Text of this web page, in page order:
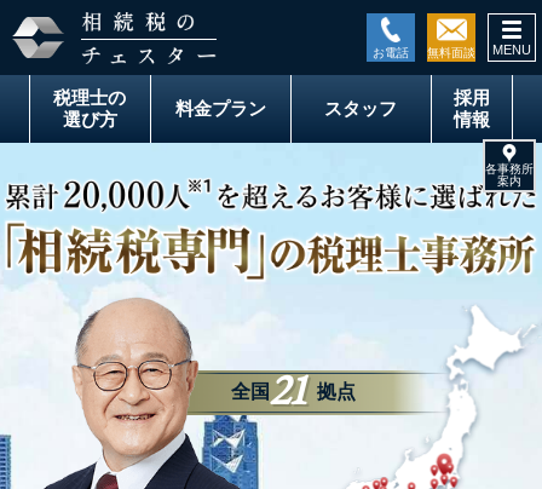
税理士の
選び方
料金プラン スタッフ
採用
情報
全国21 拠点